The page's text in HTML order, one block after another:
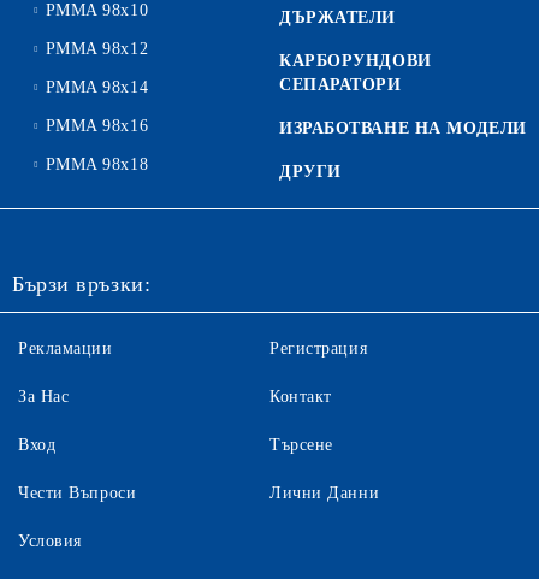
PMMA 98x10
PMMA 98x12
PMMA 98x14
PMMA 98x16
PMMA 98x18
ДЪРЖАТЕЛИ
КАРБОРУНДОВИ
СЕПАРАТОРИ
ИЗРАБОТВАНЕ НА МОДЕЛИ
ДРУГИ
Бързи връзки:
Рекламации
За Нас
Вход
Чести Въпроси
Регистрация
Контакт
Търсене
Лични Данни
Условия